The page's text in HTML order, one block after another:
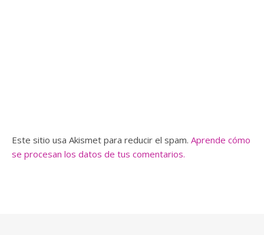
Este sitio usa Akismet para reducir el spam. Aprende cómo
se procesan los datos de tus comentarios.